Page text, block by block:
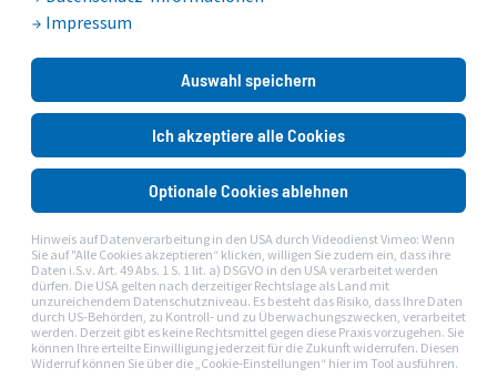
INFOABEND FÜR WERDENDE
ELTERN
21.09.2026 | 18:30 Uhr
INFOABEND FÜR WERDENDE
Impressum
Auswahl speichern
Ich akzeptiere alle Cookies
Optionale Cookies ablehnen
Hinweis auf Datenverarbeitung in den USA durch Videodienst Vimeo: Wenn
Sie auf "Alle Cookies akzeptieren“ klicken, willigen Sie zudem ein, dass ihre
Daten i.S.v. Art. 49 Abs. 1 S. 1 lit. a) DSGVO in den USA verarbeitet werden
dürfen. Die USA gelten nach derzeitiger Rechtslage als Land mit
unzureichendem Datenschutzniveau. Es besteht das Risiko, dass Ihre Daten
durch US-Behörden, zu Kontroll- und zu Überwachungszwecken, verarbeitet
werden. Derzeit gibt es keine Rechtsmittel gegen diese Praxis vorzugehen. Sie
können Ihre erteilte Einwilligung jederzeit für die Zukunft widerrufen. Diesen
Widerruf können Sie über die „Cookie-Einstellungen“ hier im Tool ausführen.